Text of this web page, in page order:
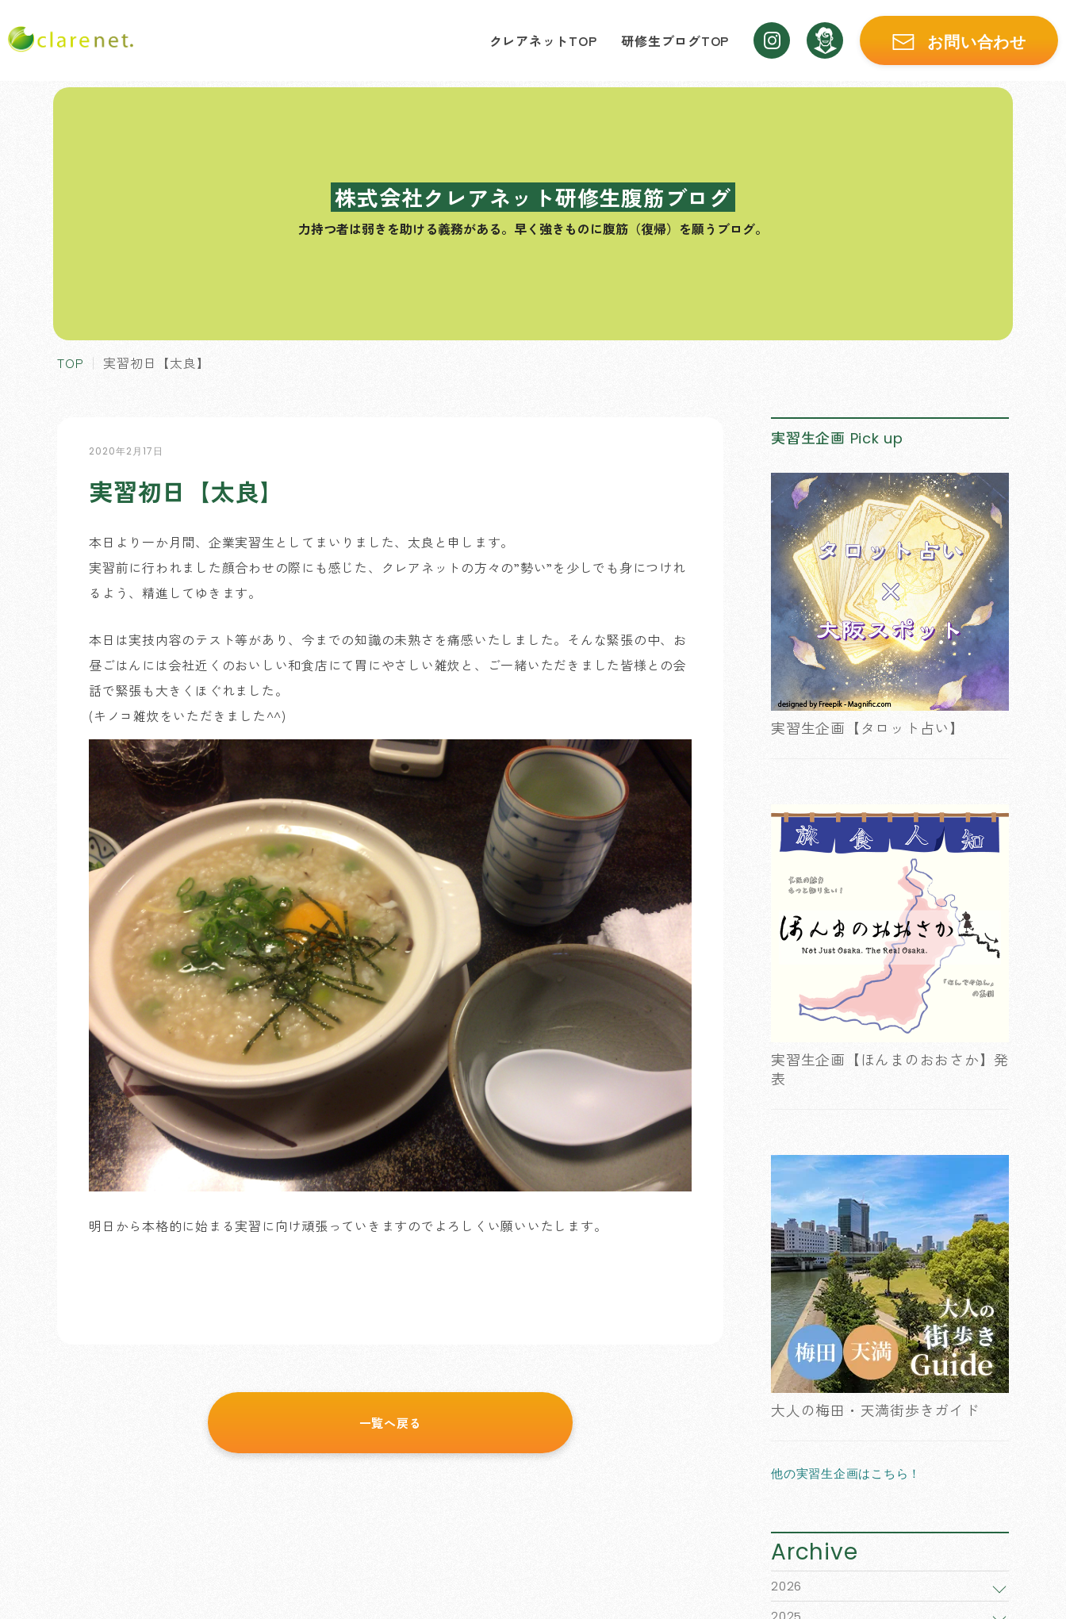
クレアネットTOP 研修生ブログTOP お問い合わせ
株式会社クレアネット研修生腹筋ブログ
力持つ者は弱きを助ける義務がある。 早く強きものに腹筋（復帰）を願うブログ。
TOP 実習初日【太良】
2020年2月17日
実習初日【太良】
本日より一か月間、企業実習生としてまいりました、太良と申します。
実習前に行われました顔合わせの際にも感じた、クレアネットの方々の”勢い”を少しでも身につけれ
るよう、精進してゆきます。
本日は実技内容のテスト等があり、今までの知識の未熟さを痛感いたしました。そんな緊張の中、お
昼ごはんには会社近くのおいしい和食店にて胃にやさしい雑炊と、ご一緒いただきました皆様との会
話で緊張も大きくほぐれました。
(キノコ雑炊をいただきました^^)
明日から本格的に始まる実習に向け頑張っていきますのでよろしくい願いいたします。
一覧へ戻る
実習生企画 Pick up
実習生企画【タロット占い】
実習生企画【ほんまのおおさか】発
表
大人の梅田・天満街歩きガイド
他の実習生企画はこちら！
Archive
2026